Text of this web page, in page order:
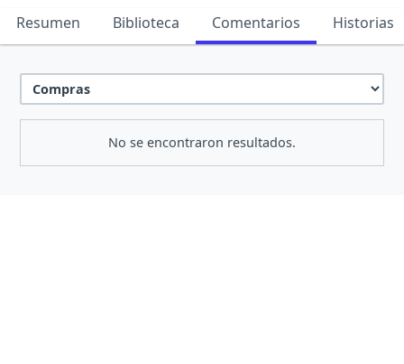
Resumen Biblioteca Comentarios Historias
No se encontraron resultados.